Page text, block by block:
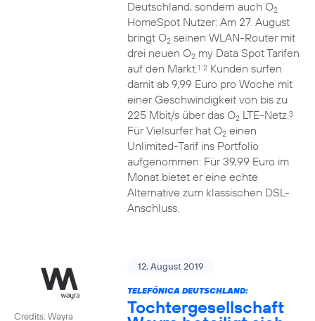
Deutschland, sondern auch O2
HomeSpot Nutzer: Am 27. August
bringt O2seinen WLAN-Router mit
drei neuen O2my Data Spot Tarifen
auf den Markt.1 2Kunden surfen
damit ab 9,99 Euro pro Woche mit
einer Geschwindigkeit von bis zu
225 Mbit/s über das O2LTE-Netz.3
Für Vielsurfer hat O2einen
Unlimited-Tarif ins Portfolio
aufgenommen: Für 39,99 Euro im
Monat bietet er eine echte
Alternative zum klassischen DSL-
Anschluss.
Credits: Wayra
12. August 2019
TELEFÓNICA DEUTSCHLAND:
Tochtergesellschaft